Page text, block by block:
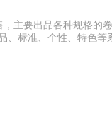
主要出品各种规格的
标准、个性、特色等